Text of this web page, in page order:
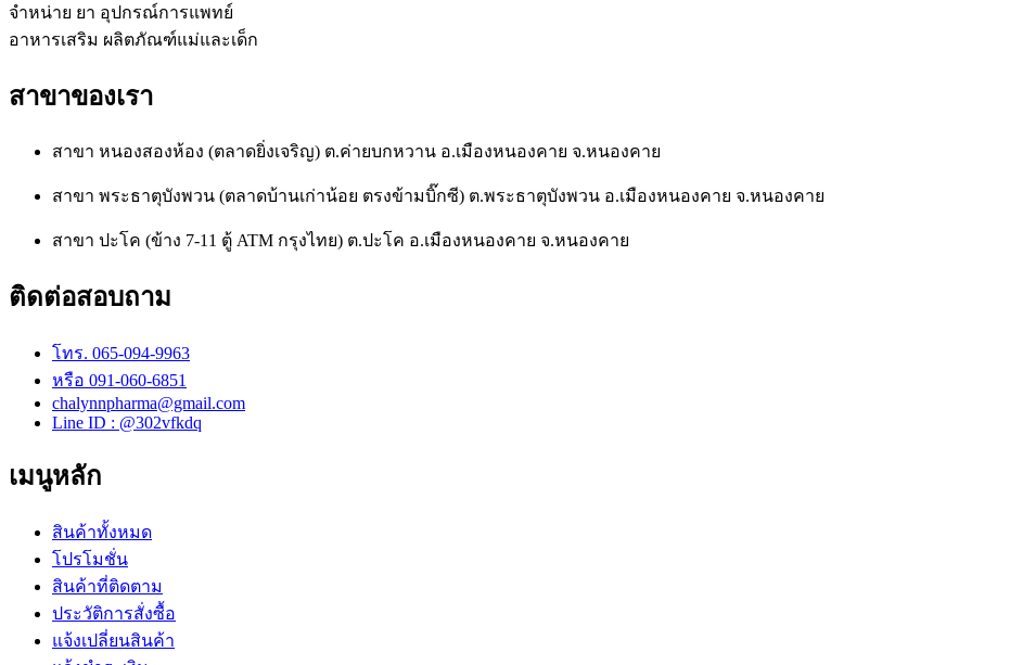
จำหน่าย ยา อุปกรณ์การแพทย์
อาหารเสริม ผลิตภัณฑ์แม่และเด็ก
สาขาของเรา
สาขา หนองสองห้อง (ตลาดยิ่งเจริญ) ต.ค่ายบกหวาน อ.เมืองหนองคาย จ.หนองคาย
สาขา พระธาตุบังพวน (ตลาดบ้านเก่าน้อย ตรงข้ามบิ๊กซี) ต.พระธาตุบังพวน อ.เมืองหนองคาย จ.หนองคาย
สาขา ปะโค (ข้าง 7-11 ตู้ ATM กรุงไทย) ต.ปะโค อ.เมืองหนองคาย จ.หนองคาย
ติดต่อสอบถาม
โทร. 065-094-9963
หรือ 091-060-6851
chalynnpharma@gmail.com
Line ID : @302vfkdq
เมนูหลัก
สินค้าทั้งหมด
โปรโมชั่น
สินค้าที่ติดตาม
ประวัติการสั่งซื้อ
แจ้งเปลี่ยนสินค้า